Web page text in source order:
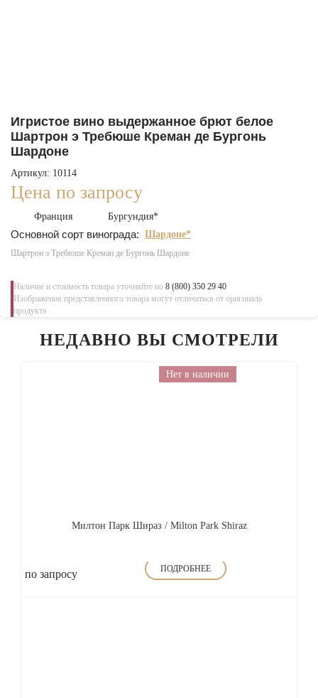
Игристое вино выдержанное брют белое
Шартрон э Требюше Креман де Бургонь
Шардоне
Артикул: 10114
Цена по запросу
Франция Бургундия*
Основной сорт винограда: Шардоне*
Шартрон э Требюше Креман де Бургонь Шардоне
Наличие и стоимость товара уточняйте по 8 (800) 350 29 40
Изображения представленного товара могут отличаться от оригинала
продукта
НЕДАВНО ВЫ СМОТРЕЛИ
Нет в наличии
Милтон Парк Шираз / Milton Park Shiraz
по запросу ПОДРОБНЕЕ